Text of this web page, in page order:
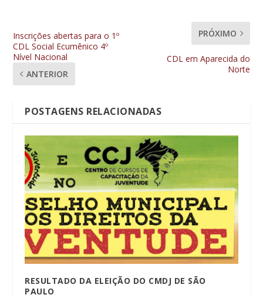
Inscrições abertas para o 1º
CDL Social Ecumênico 4º
Nível Nacional
ANTERIOR
PRÓXIMO
CDL em Aparecida do
Norte
POSTAGENS RELACIONADAS
RESULTADO DA ELEIÇÃO DO CMDJ DE SÃO
PAULO